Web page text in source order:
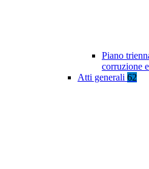
Piano
corruzione
Atti generali 62